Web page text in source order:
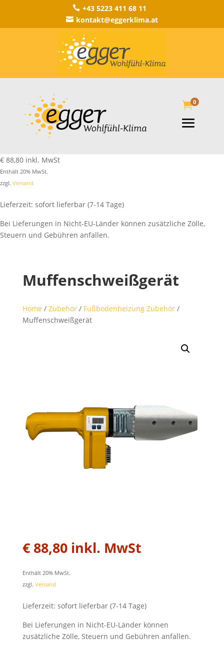
 +43 5223 411 68 11
 kontakt@eggerklima.at
0
€ 88,80 inkl. MwSt
Enthält 20% MwSt.
zzgl. Versand
Lieferzeit: sofort lieferbar (7-14 Tage)
Bei Lieferungen in Nicht-EU-Länder können zusätzliche Zölle,
Steuern und Gebühren anfallen.
Muffenschweißgerät
Home / Zubehör/ Fußbodenheizung Zubehör/
Muffenschweißgerät
€88,80 inkl. MwSt
Enthält 20% MwSt.
zzgl. Versand
Lieferzeit: sofort lieferbar (7-14 Tage)
Bei Lieferungen in Nicht-EU-Länder können
zusätzliche Zölle, Steuern und Gebühren anfallen.